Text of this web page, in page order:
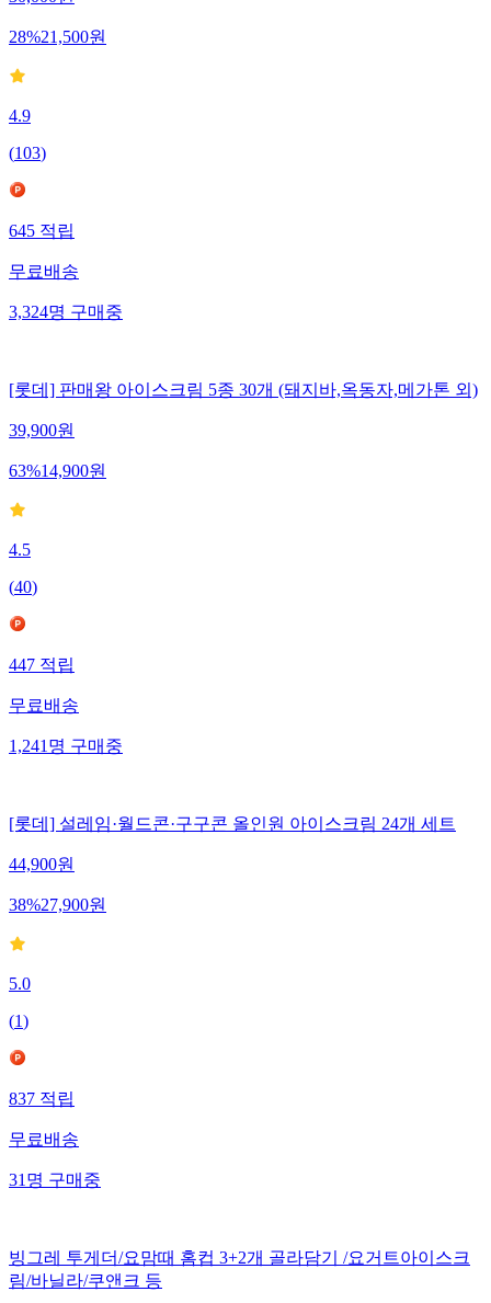
28%21,500원
4.9
(103)
645적립
무료배송
3,324명구매중
[롯데] 판매왕 아이스크림 5종 30개 (돼지바,옥동자,메가톤 외)
39,900원
63%14,900원
4.5
(40)
447적립
무료배송
1,241명구매중
[롯데] 설레임·월드콘·구구콘 올인원 아이스크림 24개 세트
44,900원
38%27,900원
5.0
(1)
837적립
무료배송
31명구매중
빙그레 투게더/요맘때 홈컵 3+2개 골라담기 /요거트아이스크
림/바닐라/쿠앤크 등